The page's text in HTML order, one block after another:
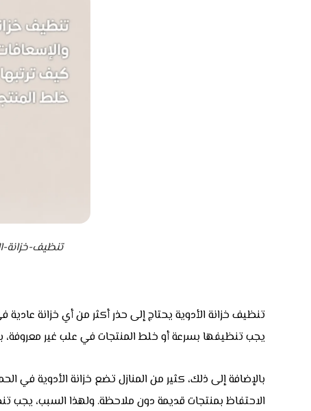
تنظيف-خزانة-
تنظيف خزانة الأدوية يحتاج إلى حذر أكثر من أي خزانة
يجب تنظيفها بسرعة أو خلط المنتجات في علب غير معروفة،
بالإضافة إلى ذلك، كثير من المنازل تضع خزانة الأدوية في
الاحتفاظ بمنتجات قديمة دون ملاحظة. ولهذا السبب، يجب